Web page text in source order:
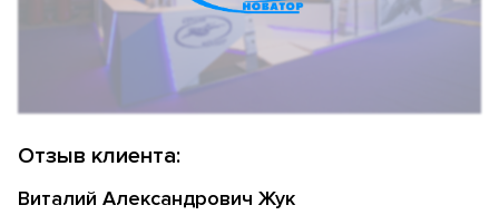
Отзыв клиента:
Виталий Александрович Жук